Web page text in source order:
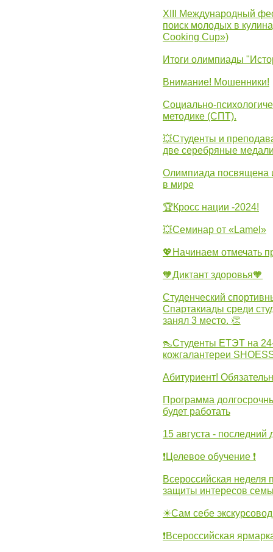
XIII Международный
поиск молодых в
Cooking Cup»)
Итоги олимпиады
Внимание! Мошенники!
Социально-
методике (СПТ).
💥Студенты и
две серебряные
Олимпиада посвящена
в мире
🏆Кросс нации -2024!
💥Семинар от «Lamel»
💖Начинаем отмечать
🧡Диктант здоровья🧡
Студенческий
Спартакиады среди
занял 3 место. 👏
👠Студенты ЕТЭТ на
кожгалантереи
Абитуриент!
Программа
будет работать
15 августа - последний
❗Целевое обучение ❗
Всероссийская
защиты интересов
☀Сам себе экскурсовод
❗Всероссийская